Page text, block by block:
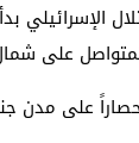
على شمال
على مدن